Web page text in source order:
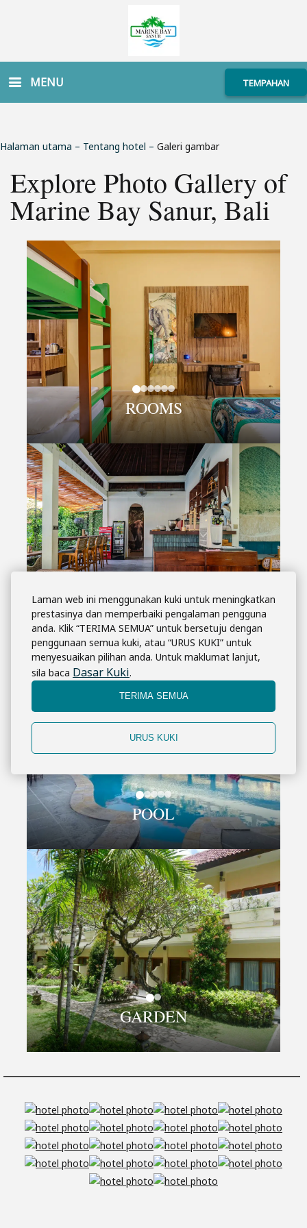
Laman web ini menggunakan kuki untuk meningkatkan
prestasinya dan memperbaiki pengalaman pengguna
anda. Klik “TERIMA SEMUA” untuk bersetuju dengan
penggunaan semua kuki, atau “URUS KUKI” untuk
menyesuaikan pilihan anda. Untuk maklumat lanjut,
sila baca Dasar Kuki.
TERIMA SEMUA
URUS KUKI
MENU TEMPAHAN
Halaman utama – Tentang hotel – Galeri gambar
Explore Photo Gallery of
Marine Bay Sanur, Bali
ROOMS
RESTAURANT -
AQUA MARINE
POOL
GARDEN